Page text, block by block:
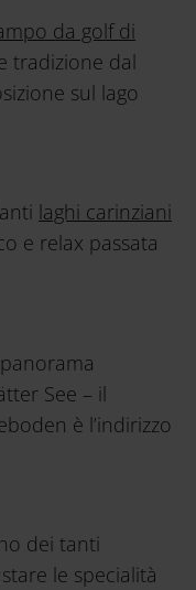
da golf di
tradizione dal
sul lago
laghi carinziani
e relax passata
See – il
è l’indirizzo
dei tanti
le specialità